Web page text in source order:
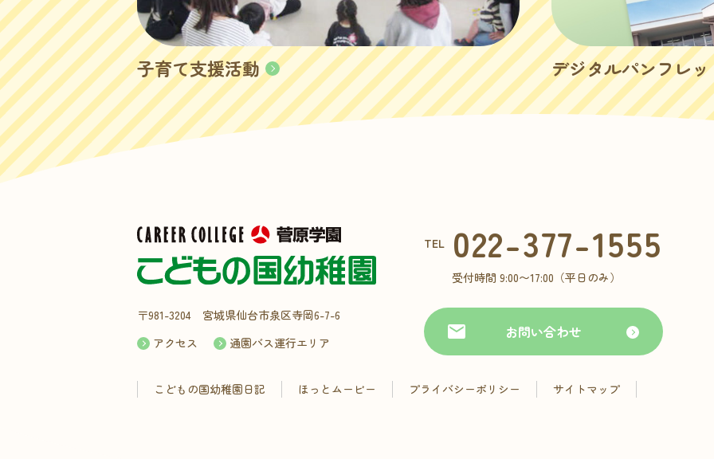
子育て支援活動 デジタルパンフレッ
〒981-3204 宮城県仙台市泉区寺岡6-7-6
アクセス
通園バス運行エリア
TEL 022-377-1555
受付時間 9:00〜17:00（平日のみ）
お問い合わせ
こどもの国幼稚園日記 ほっとムービー プライバシーポリシー サイトマップ